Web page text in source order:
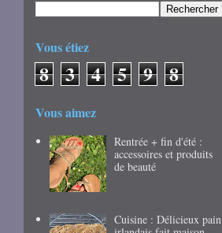
Vous étiez
8 3 4 5 9 8
Vous aimez
Rentrée + fin d'été :
accessoires et produits
de beauté
Cuisine : Délicieux pain